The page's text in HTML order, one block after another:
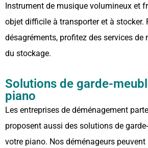
Instrument de musique volumineux et
objet difficile à transporter et à stocker.
désagréments, profitez des services de
du stockage.
Solutions de garde-
piano
Les entreprises de déménagement
proposent aussi des solutions de
votre piano. Nos déménageurs peuvent